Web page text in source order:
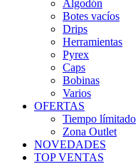
Algodón
Botes vacíos
Drips
Herramientas
Pyrex
Caps
Bobinas
Varios
OFERTAS
Tiempo límitado
Zona Outlet
NOVEDADES
TOP VENTAS